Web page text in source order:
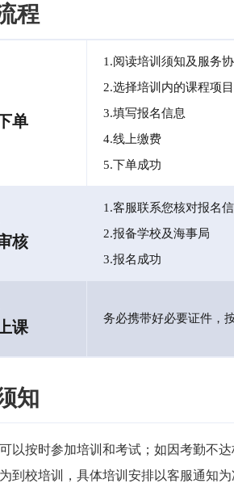
程
单
1.阅读培训须知及服务
2.选择培训内的课程项目
3.填写报名信息
4.线上缴费
5.下单成功
核
1.客服联系您核对报名
2.报备学校及海事局
3.报名成功
课 务必携带好必要证件，
知
以按时参加培训和考试；如因考勤不
到校培训，具体培训安排以客服通知